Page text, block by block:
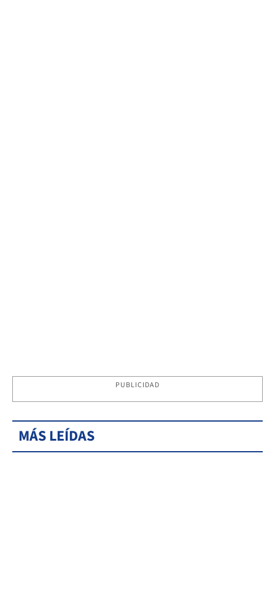
PUBLICIDAD
MÁS LEÍDAS